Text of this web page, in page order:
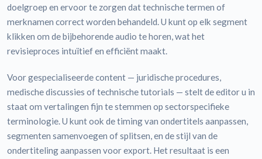
doelgroep en ervoor te zorgen dat technische termen of
merknamen correct worden behandeld. U kunt op elk segment
klikken om de bijbehorende audio te horen, wat het
revisieproces intuïtief en efficiënt maakt.
Voor gespecialiseerde content — juridische procedures,
medische discussies of technische tutorials — stelt de editor u in
staat om vertalingen fijn te stemmen op sectorspecifieke
terminologie. U kunt ook de timing van ondertitels aanpassen,
segmenten samenvoegen of splitsen, en de stijl van de
ondertiteling aanpassen voor export. Het resultaat is een